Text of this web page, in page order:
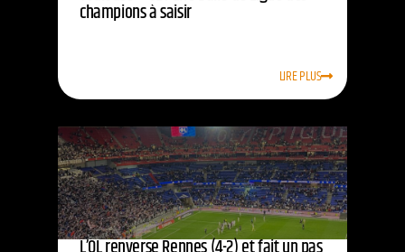
champions à saisir
LIRE PLUS